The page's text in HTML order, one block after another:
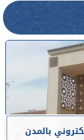
بالمدن